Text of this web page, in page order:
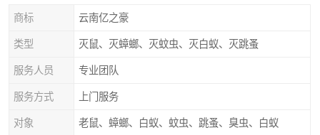
商标 云南亿之豪
类型 灭鼠、灭蟑螂、灭蚊虫、灭白蚁、灭跳蚤
服务人员 专业团队
服务方式 上门服务
对象 老鼠、蟑螂、白蚁、蚊虫、跳蚤、臭虫、白蚁